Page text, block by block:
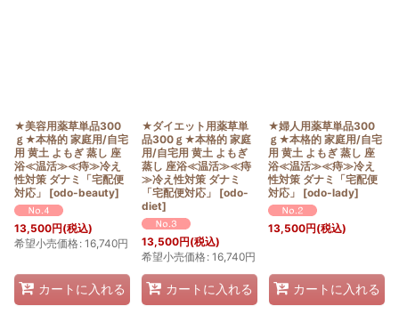
★美容用薬草単品300
ｇ★本格的 家庭用/自宅
用 黄土 よもぎ 蒸し 座
浴≪温活≫≪痔≫冷え
性対策 ダナミ「宅配便
対応」
[odo-beauty]
13,500円(税込)
希望小売価格: 16,740円
カートに入れる
★ダイエット用薬草単
品300ｇ★本格的 家庭
用/自宅用 黄土 よもぎ
蒸し 座浴≪温活≫≪痔
≫冷え性対策 ダナミ
「宅配便対応」
[odo-
diet]
13,500円(税込)
希望小売価格: 16,740円
カートに入れる
★婦人用薬草単品300
ｇ★本格的 家庭用/自宅
用 黄土 よもぎ 蒸し 座
浴≪温活≫≪痔≫冷え
性対策 ダナミ「宅配便
対応」
[odo-lady]
13,500円(税込)
カートに入れる